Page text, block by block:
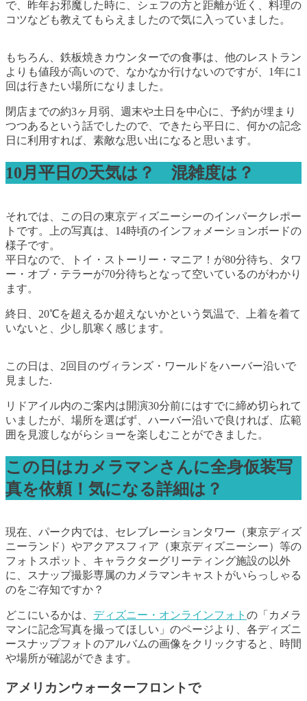
で、昨年お邪魔した時に、シェフの方と距離が近く、料理の
コツなども教えてもらえましたので気に入っていました。
もちろん、鉄板焼きカウンターでの食事は、他のレストラン
よりも値段が高いので、なかなか行けないのですが、1年に1
回は行きたい場所になりました。
閉店までの約3ヶ月弱、週末や土日を中心に、予約が埋まり
つつあるという話でしたので、できたら平日に、何かの記念
日に利用すれば、素敵な思い出になると思います。
10月平日の天気は？ 混雑度は？
それでは、この日の東京ディズニーシーのインパークレポー
トです。上の写真は、14時頃のインフォメーションボードの
様子です。
平日なので、トイ・ストーリー・マニア！が80分待ち、タワ
ー・オブ・テラーが70分待ちとなって空いているのがわかり
ます。
終日、20℃を超えるか超えないかという気温で、上着を着て
いないと、少し肌寒く感じます。
この日は、2回目のヴィランズ・ワールドをハーバー沿いで
見ました.
リドアイル内のご案内は開演30分前にはすでに締め切られて
いましたが、場所を選ばず、ハーバー沿いで良ければ、広範
囲を見渡しながらショーを楽しむことができました。
この日はカメラマンさんに全身仮装写
真を依頼！気になる詳細は？
現在、パーク内では、セレブレーションタワー（東京ディズ
ニーランド）やアクアスフィア（東京ディズニーシー）等の
フォトスポット、キャラクターグリーティング施設の以外
に、スナップ撮影専属のカメラマンキャストがいらっしゃる
のをご存知ですか？
どこにいるかは、 ディズニー・オンラインフォト の「カメラ
マンに記念写真を撮ってほしい」のページより、各ディズニ
ースナップフォトのアルバムの画像をクリックすると、時間
や場所が確認ができます。
アメリカンウォーターフロントで